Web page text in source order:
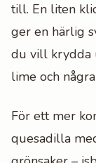
till. En liten
ger en härlig
du vill krydda
lime och
För ett mer
quesadilla